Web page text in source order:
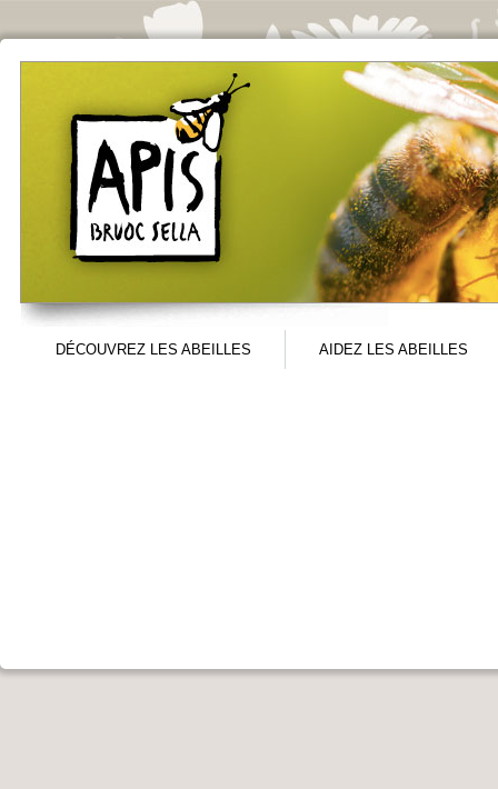
Aller au contenu principal
Menu principal
DÉCOUVREZ LES ABEILLES AIDEZ LES ABEILLES